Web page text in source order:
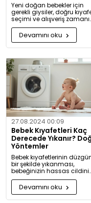
Yeni doğan bebekler için
gerekli giysiler, doğru
seçimi ve alışveriş zamanı
hakkında kapsamlı bilgiler
tavsiyeler.
Devamını oku
27.08.2024 00:09
Bebek Kıyafetleri Kaç
Derecede Yıkanır?
Yöntemler
Bebek kıyafetlerinin
bir şekilde yıkanması,
bebeğinizin hassas cildini
korumak için oldukça
önemlidir. Bu rehberde,
giysilerinizi nasıl ve hangi
koşullarda yıkamanız
Devamını oku